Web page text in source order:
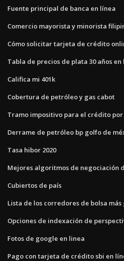
Fuente principal de banca en línea
Comercio mayorista y minorista
Cómo solicitar tarjeta de crédito
Tabla de precios de plata 30 años
Califica mi 401k
Cobertura de petróleo y gas cabot
Tramo impositivo para el crédito
Derrame de petróleo bp golfo de
Tasa hibor 2020
Mejores algoritmos de negociación
Cubiertos de país
Lista de los corredores de bolsa
Opciones de indexación de
Fotos de google en linea
Pago con tarjeta de crédito sbi en